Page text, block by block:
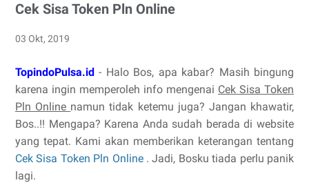
Cek Sisa Token Pln Online
03 Okt, 2019
TopindoPulsa.id - Halo Bos, apa kabar? Masih bingung
karena ingin memperoleh info mengenai Cek Sisa Token
Pln Online namun tidak ketemu juga? Jangan khawatir,
Bos..!! Mengapa? Karena Anda sudah berada di website
yang tepat. Kami akan memberikan keterangan tentang
Cek Sisa Token Pln Online . Jadi, Bosku tiada perlu panik
lagi.